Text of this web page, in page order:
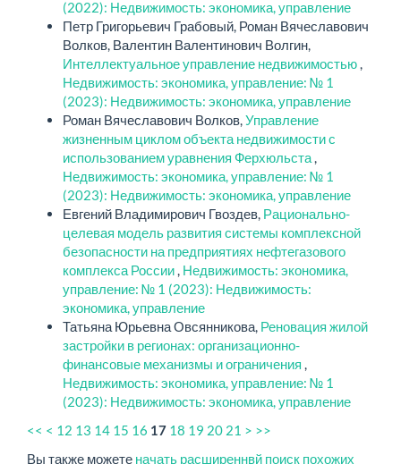
(2022): Недвижимость: экономика, управление
Петр Григорьевич Грабовый, Роман Вячеславович
Волков, Валентин Валентинович Волгин,
Интеллектуальное управление недвижимостью,
Недвижимость: экономика, управление: № 1
(2023): Недвижимость: экономика, управление
Роман Вячеславович Волков,Управление
жизненным циклом объекта недвижимости с
использованием уравнения Ферхюльста,
Недвижимость: экономика, управление: № 1
(2023): Недвижимость: экономика, управление
Евгений Владимирович Гвоздев, Рационально-
целевая модель развития системы комплексной
безопасности на предприятиях нефтегазового
комплекса России, Недвижимость: экономика,
управление: № 1 (2023): Недвижимость:
экономика, управление
Татьяна Юрьевна Овсянникова, Реновация жилой
застройки в регионах: организационно-
финансовые механизмы и ограничения ,
Недвижимость: экономика, управление: № 1
(2023): Недвижимость: экономика, управление
<< < 12 13 14 15 16 17 18 19 20 21 > >>
Вы также можете начать расширеннвй поиск похожих